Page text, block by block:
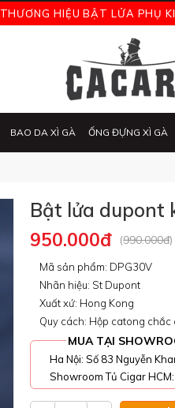
THƯƠNG HIỆU BẬT LỬA PHỤ
BAO DA XÌ GÀ ỐNG ĐỰNG XÌ GÀ
Bật lửa dupont
950.000đ (990.000đ)
Mã sản phẩm: DPG30V
Nhãn hiệu: St Dupont
Xuất xứ: Hong Kong
Quy cách: Hộp catong
MUA TẠI
Ha Nội: Số 83 Nguyễn
Showroom Tủ Cigar HCM: